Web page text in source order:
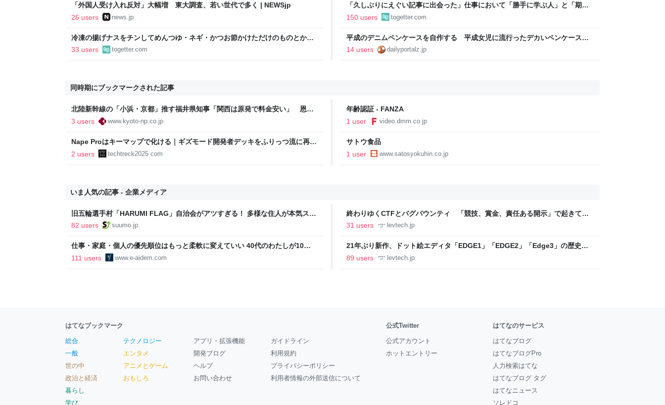
「外国人受け入れ反対」大幅増 東大調査、若い世代で多く | NEWSjp
26 users
news.jp
「久しぶりにえぐい記事に出会った」仕事において「勝手に学ぶ人」と「期待
されて学ぶ人」の開きがとても大きい、という意見に共感が集まる
150 users togetter.com
冷凍の揚げナスをチンしてめんつゆ・ネギ・かつお節かけただけのものとか
「何の手間もかけない一品」を提供することに喜びを感じる…こういう簡単レ
33 users togetter.com
平成のデニムペンケースを自作する 平成女児に流行ったデカいペンケースの
大人版をつくろう
14 users dailyportalz.jp
同時期にブックマークされた記事
北陸新幹線の「小浜・京都」推す福井県知事「関西は原発で料金安い」 恩着
せ発言？京都府知事の反応は｜京都新聞デジタル 京都・滋賀のニュースサイ
3 users www.kyoto-np.co.jp
年齢認証 - FANZA
1 user
video.dmm.co.jp
Nape Proはキーマップで化ける｜ギズモード開発者デッキをふりっつ流に再現
してみた | TeckTreck
2 users techtreck2025.com
サトウ食品
1 user
www.satosyokuhin.co.jp
いま人気の記事 - 企業メディア
旧五輪選手村「HARUMI FLAG」自治会がアツすぎる！ 多様な住人が本気スキ
ルで挑む、盆踊り2万人集客や交通改善など“街の価値向上”戦略 東京・中央
82 users suumo.jp
終わりゆくCTFとバグバウンティ 「競技、賞金、責任ある開示」で起きてい
ること【フォーカス】 - レバテックLAB
31 users levtech.jp
仕事・家庭・個人の優先順位はもっと柔軟に変えていい 40代のわたしが10年
後の自分に伝えたいこと - りっすん by イーアイデム
111 users www.e-aidem.com
21年ぶり新作、ドット絵エディタ「EDGE1」「EDGE2」「Edge3」の歴史に
ついて作者に聞く【フォーカス】 - レバテックLAB
89 users levtech.jp
はてなブックマーク
総合
一般
世の中
政治と経済
暮らし
学び
テクノロジー
エンタメ
アニメとゲーム
おもしろ
アプリ・拡張機能
開発ブログ
ヘルプ
お問い合わせ
ガイドライン
利用規約
プライバシーポリシー
利用者情報の外部送信について
公式Twitter
公式アカウント
ホットエントリー
はてなのサービス
はてなブログ
はてなブログPro
人力検索はてな
はてなブログ タグ
はてなニュース
ソレドコ